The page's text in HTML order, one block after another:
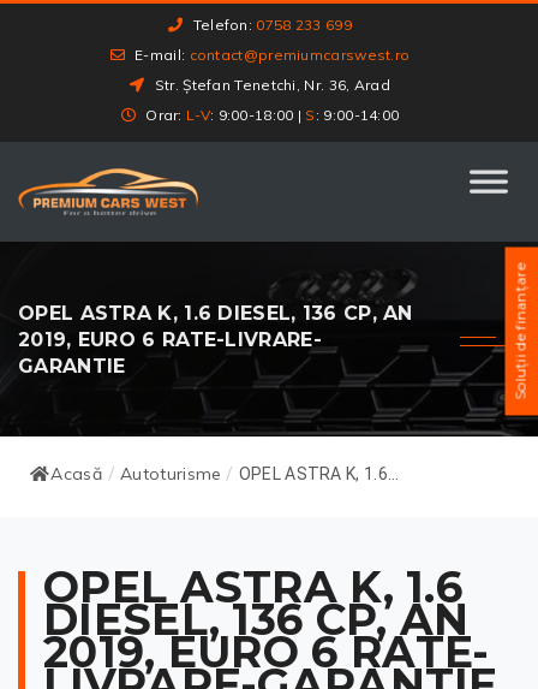
Telefon: 0758 233 699
E-mail: contact@premiumcarswest.ro
Str. Ștefan Tenetchi, Nr. 36, Arad
Orar: L-V: 9:00-18:00 | S : 9:00-14:00
OPEL ASTRA K, 1.6 DIESEL, 136 CP, AN
2019, EURO 6 RATE-LIVRARE-
GARANTIE
Acasă / Autoturisme / OPEL ASTRA K, 1.6...
OPEL ASTRA K, 1.6
DIESEL, 136 CP, AN
2019, EURO 6 RATE-
Soluții de finanțare